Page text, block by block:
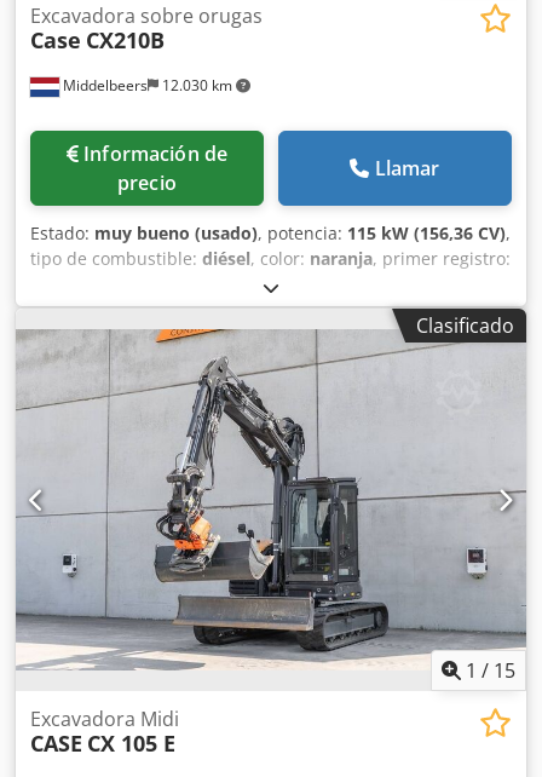
Middelbeers 12.030 km
Excavadora sobre orugas
Case CX210B
Información de
precio
Llamar
Estado: muy bueno (usado), potencia: 115 kW (156,36 CV),
tipo de combustible: diésel, color: naranja, primer registro:
, Año de fabricación:2012
funcionamiento:15.109 h, Información general Año del
modelo: 2012 Número de serie: DCH210R5NCEAH2500
Información técnica Número de cilindros: 4 Peso en vacío:
22.600 kg Funcionalidad Anchura de trabajo: 300 cm
Marcado CE: sí Estado Estado técnico: muy bueno Estado
visual: muy bueno Información financiera Precio: A
consultar Garantía Garantía: De primer propietario,
historial de mantenimiento completo, ¡listo para trabajar
de inmediato! - 80 % sistema de cadenas - Incluye 3
cucharas: 1300 mm, 450 mm y 2000 mm cuchara
niveladora Credoy En Ndspfx Ab Nof - Opcional con
sistema TOPCON 3D de 2021
Clasificado
1 / 15
Excavadora Midi
CASE CX 105 E